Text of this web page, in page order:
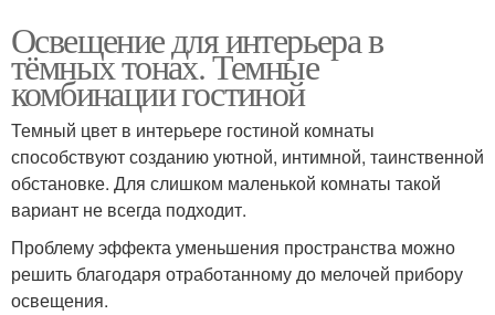
Освещение для интерьера в
тёмных тонах. Темные
комбинации гостиной
Темный цвет в интерьере гостиной комнаты
способствуют созданию уютной, интимной, таинственной
обстановке. Для слишком маленькой комнаты такой
вариант не всегда подходит.
Проблему эффекта уменьшения пространства можно
решить благодаря отработанному до мелочей прибору
освещения.